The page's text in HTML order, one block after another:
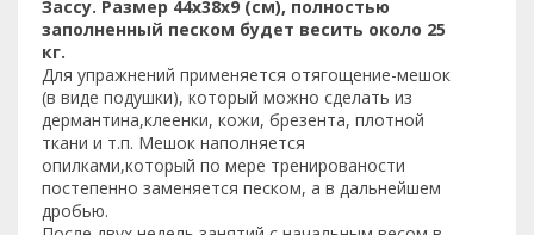
Зассу. Размер 44х38х9 (см), полностью
заполненный песком будет весить около 25
кг.
Для упражнений применяется отягощение-мешок
(в виде подушки), который можно сделать из
дермантина,клеенки, кожи, брезента, плотной
ткани и т.п. Мешок наполняется
опилками,который по мере тренированости
постепенно заменяется песком, а в дальнейшем
дробью.